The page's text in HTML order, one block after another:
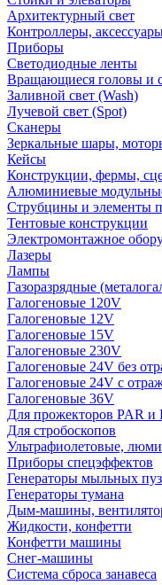
Архитектурный свет
Контроллеры,
Приборы
Светодиодные ленты
Вращающиеся головы и
Заливной свет (Wash)
Лучевой свет (Spot)
Сканеры
Зеркальные шары,
Кейсы
Конструкции, фермы,
Алюминиевые
Струбцины и элементы
Тентовые конструкции
Электромонтажное
Лазеры
Лампы
Газоразрядные
Галогеновые 120V
Галогеновые 12V
Галогеновые 15V
Галогеновые 230V
Галогеновые 24V без
Галогеновые 24V с
Галогеновые 36V
Для прожекторов PAR и
Для стробоскопов
Ультрафиолетовые,
Приборы спецэффектов
Генераторы мыльных
Генераторы тумана
Дым-машины,
Жидкости, конфетти
Конфетти машины
Снег-машины
Система сброса занавеса